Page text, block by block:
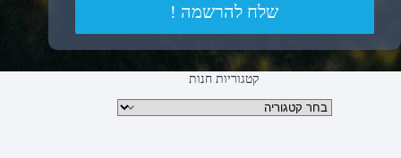
שלח להרשמה !
קטגוריות חנות
קטגוריות מוצרים